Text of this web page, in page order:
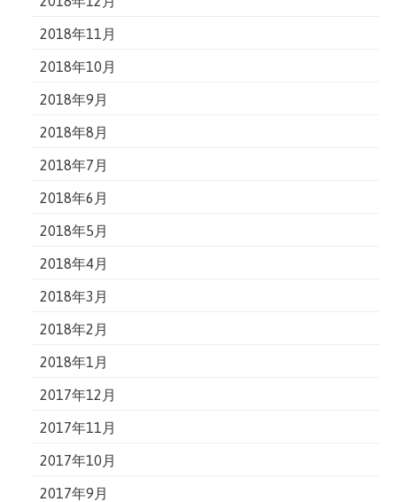
2018年11月
2018年10月
2018年9月
2018年8月
2018年7月
2018年6月
2018年5月
2018年4月
2018年3月
2018年2月
2018年1月
2017年12月
2017年11月
2017年10月
2017年9月